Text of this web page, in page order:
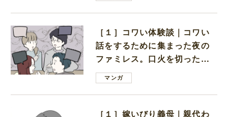
［１］コワい体験談｜コワい
話をするために集まった夜の
ファミレス。口火を切ったの
は電車好きの男の子ママ
マンガ
［１］嫁いびり義母｜親代わ